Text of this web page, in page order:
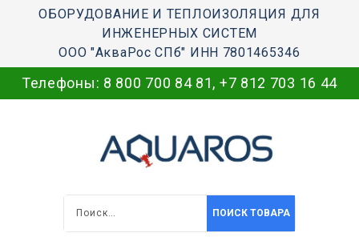
ОБОРУДОВАНИЕ И ТЕПЛОИЗОЛЯЦИЯ ДЛЯ
ИНЖЕНЕРНЫХ СИСТЕМ
ООО "АкваРос СПб" ИНН 7801465346
Телефоны: 8 800 700 84 81, +7 812 703 16 44
ПОИСК ТОВАРА